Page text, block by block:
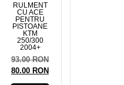
RULMENT
CU ACE
PENTRU
PISTOANE
KTM
250/300
2004+
93.00RON
80.00 RON